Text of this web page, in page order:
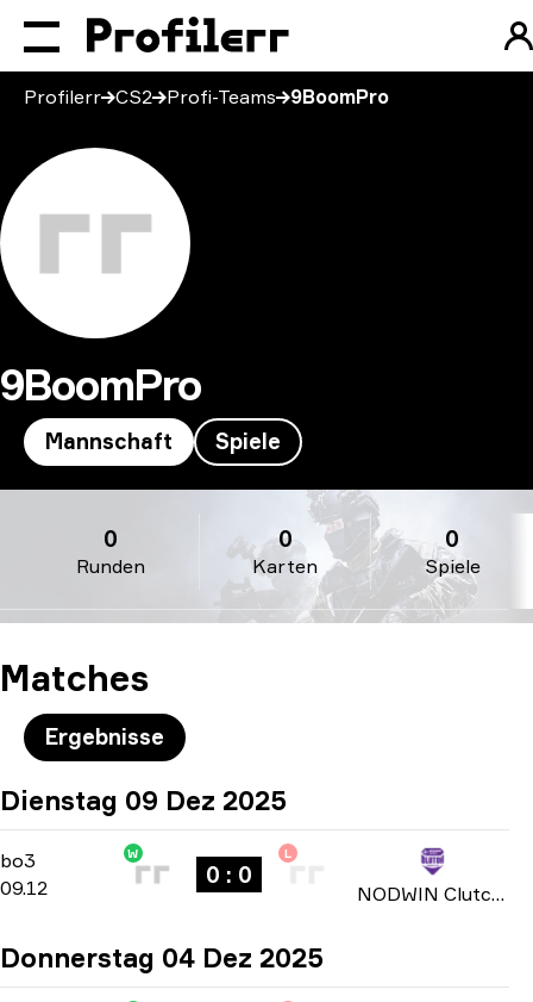
Profilerr CS2 Profi-Teams 9BoomPro
9BoomPro
Mannschaft Spiele
Runden
0
Karten
0
Spiele
0
Matches
Ergebnisse
Dienstag 09 Dez 2025
bo3 Group Stage
bo3
09.12
W
0 : 0
L
NODWIN Clutch Series: Season 3 2025
Donnerstag 04 Dez 2025